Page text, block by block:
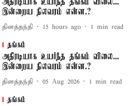
அதிரடியாக உயர்ந்த தங்கம் விலை...
இன்றைய நிலவரம் என்ன.?
தினத்தந்தி 15 hours ago 1 min read
தங்கம்
அதிரடியாக உயர்ந்த தங்கம் விலை...
இன்றைய நிலவரம் என்ன.?
தினத்தந்தி 05 Aug 2026 1 min read
தங்கம்